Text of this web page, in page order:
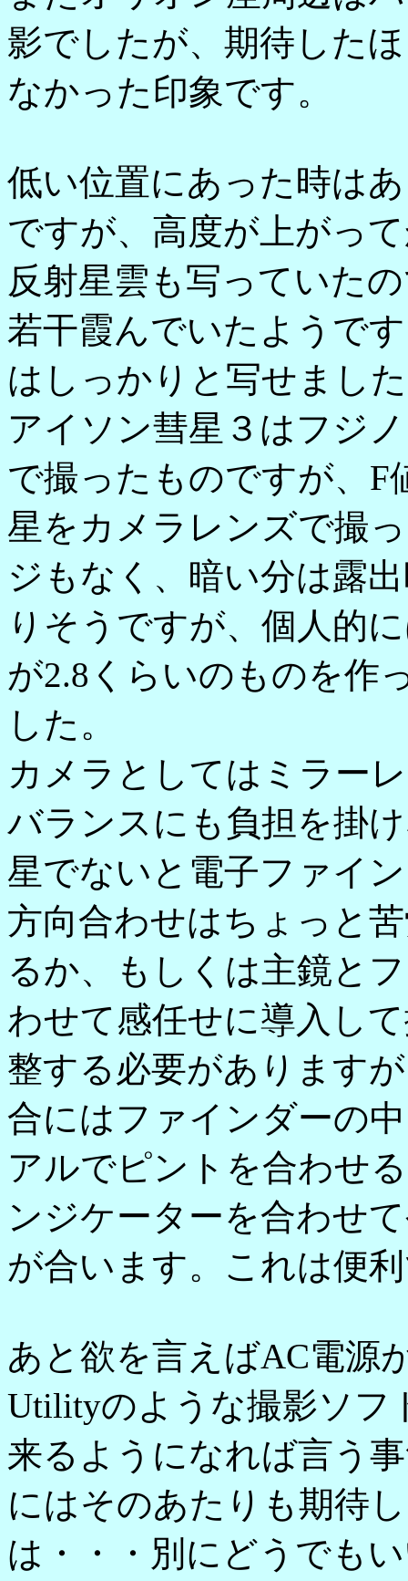
影でしたが、期待した
なかった印象です。
低い位置にあった時は
ですが、高度が上がっ
反射星雲も写っていた
若干霞んでいたようで
はしっかりと写せまし
アイソン彗星３はフジ
で撮ったものですが、F
星をカメラレンズで撮
ジもなく、暗い分は露
りそうですが、個人的
が2.8くらいのものを作
した。
カメラとしてはミラー
バランスにも負担を掛
星でないと電子ファイ
方向合わせはちょっと
るか、もしくは主鏡と
わせて感任せに導入し
整する必要があります
合にはファインダーの
アルでピントを合わせ
ンジケーターを合わせ
が合います。これは便
あと欲を言えばAC電源
Utilityのような撮影ソフ
来るようになれば言う
にはそのあたりも期待
は・・・別にどうでも